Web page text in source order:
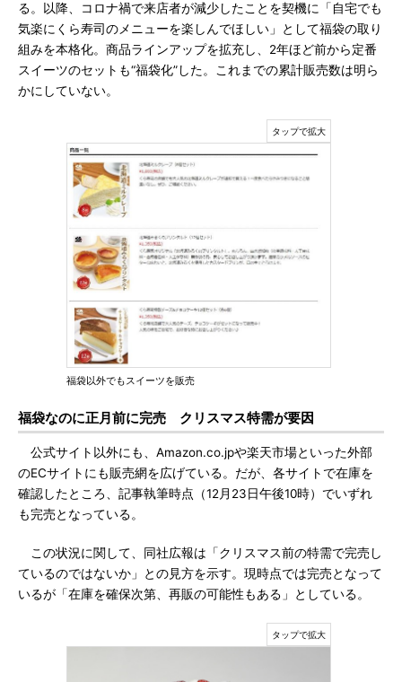
る。以降、コロナ禍で来店者が減少したことを契機に「自宅でも
気楽にくら寿司のメニューを楽しんでほしい」として福袋の取り
組みを本格化。商品ラインアップを拡充し、2年ほど前から定番
スイーツのセットも“福袋化”した。これまでの累計販売数は明ら
かにしていない。
福袋以外でもスイーツを販売
福袋なのに正月前に完売 クリスマス特需が要因
公式サイト以外にも、Amazon.co.jpや楽天市場といった外部
のECサイトにも販売網を広げている。だが、各サイトで在庫を
確認したところ、記事執筆時点（12月23日午後10時）でいずれ
も完売となっている。
この状況に関して、同社広報は「クリスマス前の特需で完売し
ているのではないか」との見方を示す。現時点では完売となって
いるが「在庫を確保次第、再販の可能性もある」としている。